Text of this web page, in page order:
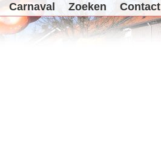
Carnaval Zoeken Contact